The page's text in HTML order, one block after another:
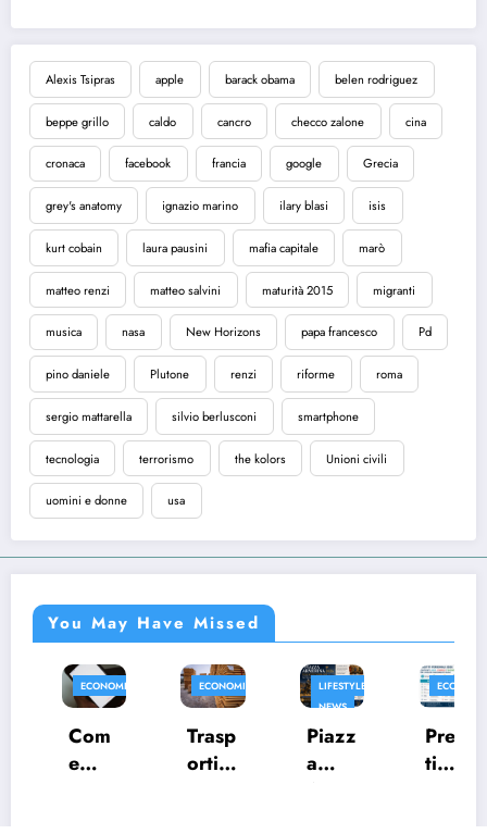
Alexis Tsipras apple barack obama belen rodriguez
beppe grillo caldo cancro checco zalone cina
cronaca facebook francia google Grecia
grey's anatomy ignazio marino ilary blasi isis
kurt cobain laura pausini mafia capitale marò
matteo renzi matteo salvini maturità 2015 migranti
musica nasa New Horizons papa francesco Pd
pino daniele Plutone renzi riforme roma
sergio mattarella silvio berlusconi smartphone
tecnologia terrorismo the kolors Unioni civili
uomini e donne usa
You May Have Missed
ECONOMIA
Com
ECONOMIA
Trasp
orti
LIFESTYLE
NEWS
Piazz
ECONOMIA
Presti